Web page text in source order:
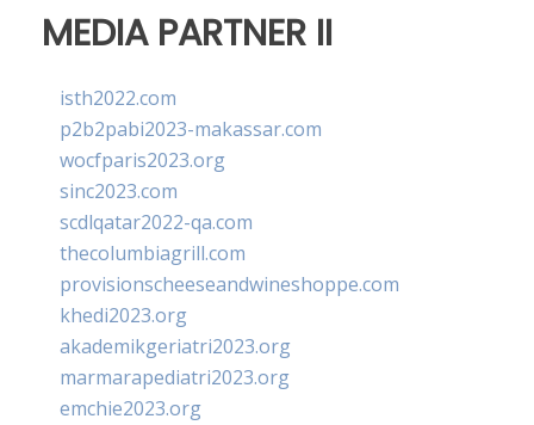
MEDIA PARTNER II
isth2022.com
p2b2pabi2023-makassar.com
wocfparis2023.org
sinc2023.com
scdlqatar2022-qa.com
thecolumbiagrill.com
provisionscheeseandwineshoppe.com
khedi2023.org
akademikgeriatri2023.org
marmarapediatri2023.org
emchie2023.org